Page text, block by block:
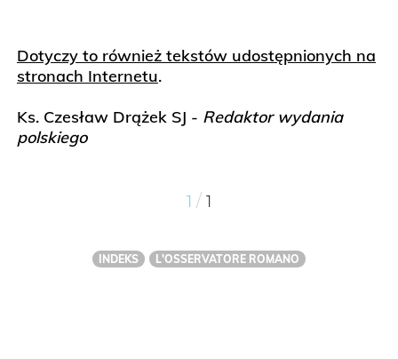
Dotyczy to również tekstów udostępnionych na
stronach Internetu.
Ks. Czesław Drążek SJ - Redaktor wydania
polskiego
1 / 1
INDEKS L'OSSERVATORE ROMANO